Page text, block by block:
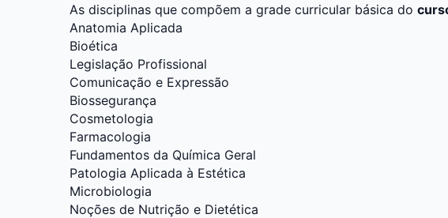
As disciplinas que compõem a grade curricular básica do
Anatomia Aplicada
Bioética
Legislação Profissional
Comunicação e Expressão
Biossegurança
Cosmetologia
Farmacologia
Fundamentos da Química Geral
Patologia Aplicada à Estética
Microbiologia
Noções de Nutrição e Dietética